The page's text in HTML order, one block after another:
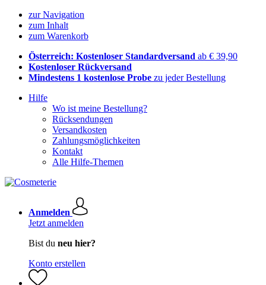
zur Navigation
zum Inhalt
zum Warenkorb
Österreich: Kostenloser Standardversand ab € 39,90
Kostenloser Rückversand
Mindestens 1 kostenlose Probe zu jeder Bestellung
Hilfe
Wo ist meine Bestellung?
Rücksendungen
Versandkosten
Zahlungsmöglichkeiten
Kontakt
Alle Hilfe-Themen
Anmelden
Jetzt anmelden
Bist du neu hier?
Konto erstellen